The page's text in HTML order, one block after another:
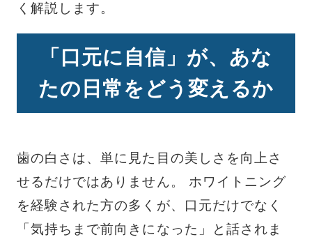
く解説します。
「口元に自信」が、あな
たの日常をどう変えるか
歯の白さは、単に見た目の美しさを向上さ
せるだけではありません。 ホワイトニング
を経験された方の多くが、口元だけでなく
「気持ちまで前向きになった」と話されま